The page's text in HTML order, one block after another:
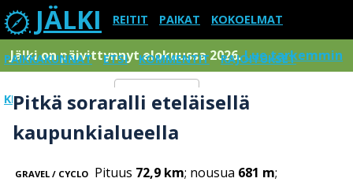
JÄLKI REITIT PAIKAT KOKOELMAT
PAIKKAKUNNAT ETSI KOMMENTIT RAJOITUKSET
KIRJAUDU SISÄÄN Menu
Jälki on päivittynnyt elokuussa 2026.Lue tarkemmin
Pitkä soraralli eteläisellä
kaupunkialueella
GRAVEL / CYCLO Pituus 72,9 km; nousua 681 m;